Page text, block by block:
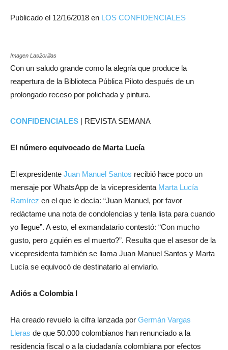
Publicado el 12/16/2018 en LOS CONFIDENCIALES
Imagen Las2orillas
Con un saludo grande como la alegría que produce la
reapertura de la Biblioteca Pública Piloto después de un
prolongado receso por polichada y pintura.
CONFIDENCIALES | REVISTA SEMANA
El número equivocado de Marta Lucía
El expresidente Juan Manuel Santos recibió hace poco un
mensaje por WhatsApp de la vicepresidenta Marta Lucía
Ramírez en el que le decía: “Juan Manuel, por favor
redáctame una nota de condolencias y tenla lista para cuando
yo llegue”. A esto, el exmandatario contestó: “Con mucho
gusto, pero ¿quién es el muerto?”. Resulta que el asesor de la
vicepresidenta también se llama Juan Manuel Santos y Marta
Lucía se equivocó de destinatario al enviarlo.
Adiós a Colombia I
Ha creado revuelo la cifra lanzada por Germán Vargas
Lleras de que 50.000 colombianos han renunciado a la
residencia fiscal o a la ciudadanía colombiana por efectos